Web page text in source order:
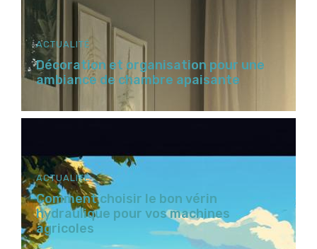
ACTUALITÉ
Décoration et organisation pour une
ambiance de chambre apaisante
ACTUALITÉ
Comment choisir le bon vérin
hydraulique pour vos machines
agricoles